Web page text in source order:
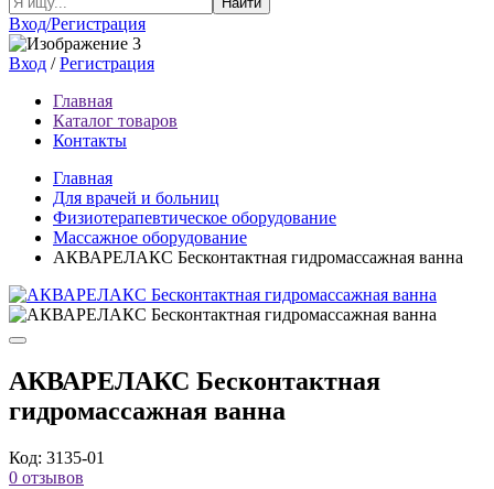
Вход/Регистрация
Вход /Регистрация
Главная
Каталог товаров
Контакты
Главная
Для врачей и больниц
Физиотерапевтическое оборудование
Массажное оборудование
АКВАРЕЛАКС Бесконтактная гидромассажная ванна
АКВАРЕЛАКС Бесконтактная
гидромассажная ванна
Код: 3135-01
0 отзывов